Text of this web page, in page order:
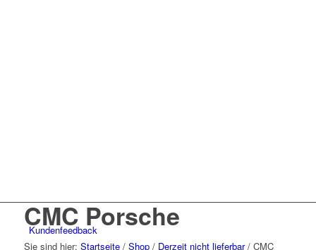
Kundenfeedback
CMC Porsche
Sie sind hier: Startseite / Shop / Derzeit nicht lieferbar / CMC